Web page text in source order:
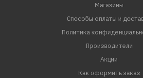
Магазины
Способы оплаты и
Политика
Производители
Акции
Как оформить заказ